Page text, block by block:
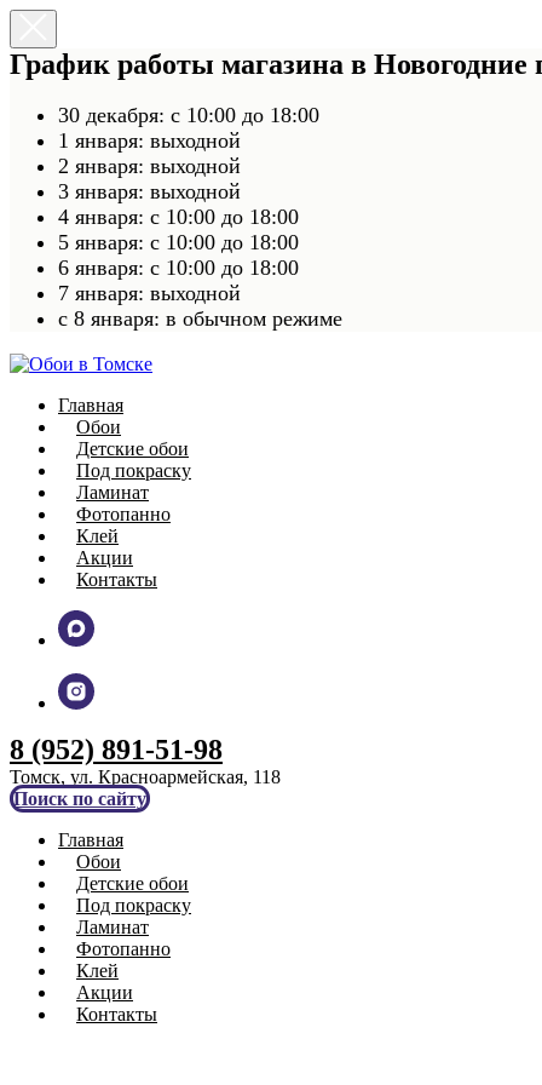
График работы магазина в
30 декабря: с 10:00 до 18:00
1 января: выходной
2 января: выходной
3 января: выходной
4 января: с 10:00 до 18:00
5 января: с 10:00 до 18:00
6 января: с 10:00 до 18:00
7 января: выходной
c 8 января: в обычном режиме
Главная
Обои
Детские обои
Под покраску
Ламинат
Фотопанно
Клей
Акции
Контакты
8 (952) 891-51-98
Томск, ул. Красноармейская, 118
Поиск по сайту
Главная
Обои
Детские обои
Под покраску
Ламинат
Фотопанно
Клей
Акции
Контакты